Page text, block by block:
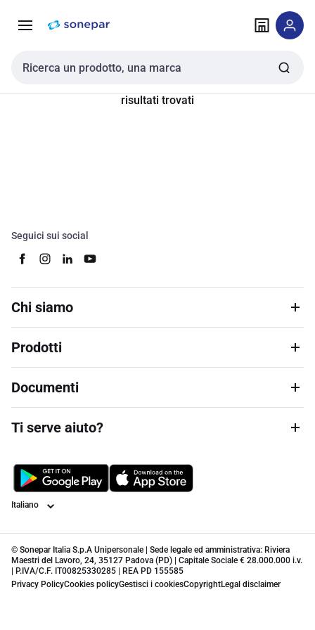
navigazione alla
Cerca input
risultati trovati
Seguici sui social
Chi siamo
Prodotti
Documenti
Ti serve aiuto?
Lingua
© Sonepar Italia S.p.A Unipersonale | Sede legale ed amministrativa: Riviera
Maestri del Lavoro, 24, 35127 Padova (PD) | Capitale Sociale € 28.000.000 i.v.
| P.IVA/C.F. IT00825330285 | REA PD 155585
Privacy PolicyCookies policyGestisci i cookiesCopyrightLegal disclaimer